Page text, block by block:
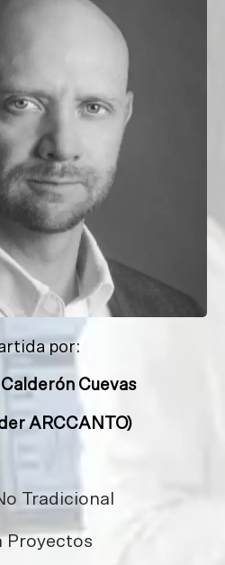
por:
Cuevas
ARCCANTO)
Tradicional
Proyectos